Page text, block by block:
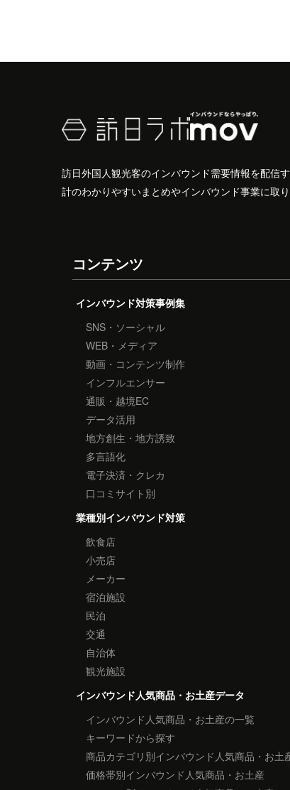
訪日外国人観光客のインバウンド需要情報を配信
計のわかりやすいまとめやインバウンド事業に取
コンテンツ
インバウンド対策事例集
SNS・ソーシャル
WEB・メディア
動画・コンテンツ制作
インフルエンサー
通販・越境EC
データ活用
地方創生・地方誘致
多言語化
電子決済・クレカ
口コミサイト別
業種別インバウンド対策
飲食店
小売店
メーカー
宿泊施設
民泊
交通
自治体
観光施設
インバウンド人気商品・お土産データ
インバウンド人気商品・お土産の一覧
キーワードから探す
商品カテゴリ別インバウンド人気商品・お土
価格帯別インバウンド人気商品・お土産